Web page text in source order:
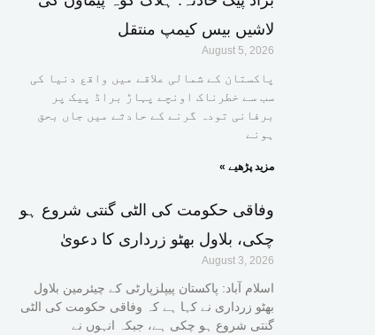
لاشیں بیس کیمپ منتقل
August 5, 2026
پاکستان کے شمالی علاقے میں واقع دنیا کی
سب سے خطرناک اونچے پہاڑ براڈ پیک پر
برفانی تودہ گرنے کے حادثے میں جاں بحق
ہونے
« مزید پڑھیے
وفاقی حکومت کی الٹی گنتی شروع ہو
چکی، بلاول بھٹو زرداری کا دعویٰ
August 3, 2026
اسلام آباد: پاکستان پیپلزپارٹی کے چیئرمین بلاول
بھٹو زرداری نے کہا ہے کہ وفاقی حکومت کی الٹی
گنتی شروع ہو چکی ہے، جبکہ انہوں نے